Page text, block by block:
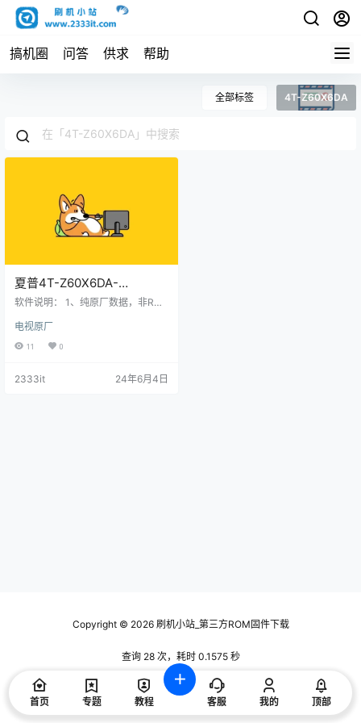
搞机圈 问答 供求 帮助
全部标签 4T-Z60X6DA
夏普4T-Z60X6DA-
Z65X6DA-Z70X6DA-
V4.004.210709智能电视系
统刷机数据固件升级包
软件说明： 1、纯原厂数据，非ROO
2、刷机有风险也有乐趣，一切源于
刷机导致后果自负，本网站概不负
删除，谢谢合作！ 刷机包内包含对
电视原厂
11 0
2333it 24年6月4日
Copyright © 2026刷机小站_第三方ROM固件下载
查询 28 次，耗时 0.1575 秒
首页 专题 教程 客服 我的 顶部